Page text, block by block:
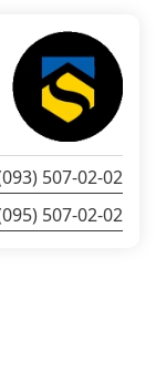
507-02-02
507-02-02